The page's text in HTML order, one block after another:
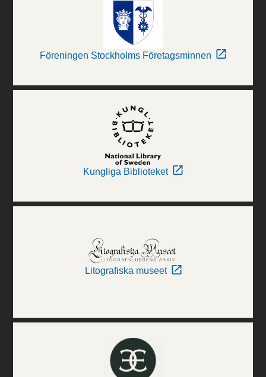
Föreningen Stockholms Företagsminnen
Kungliga Biblioteket
Litografiska museet